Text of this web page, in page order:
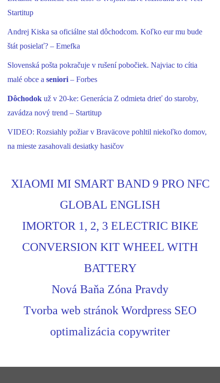
Startitup
Andrej Kiska sa oficiálne stal dôchodcom. Koľko eur mu bude
štát posielať? – Emefka
Slovenská pošta pokračuje v rušení pobočiek. Najviac to cítia
malé obce a seniori– Forbes
Dôchodok už v 20-ke: Generácia Z odmieta drieť do staroby,
zavádza nový trend – Startitup
VIDEO: Rozsiahly požiar v Braväcove pohltil niekoľko domov,
na mieste zasahovali desiatky hasičov
XIAOMI MI SMART BAND 9 PRO NFC
GLOBAL ENGLISH
IMORTOR 1, 2, 3 ELECTRIC BIKE
CONVERSION KIT WHEEL WITH
BATTERY
Nová Baňa Zóna Pravdy
Tvorba web stránok Wordpress SEO
optimalizácia copywriter